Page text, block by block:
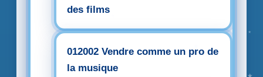
des films
012002 Vendre comme un pro de
la musique